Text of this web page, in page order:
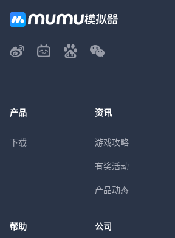
产品
下载
资讯
游戏攻略
有奖活动
产品动态
帮助 公司